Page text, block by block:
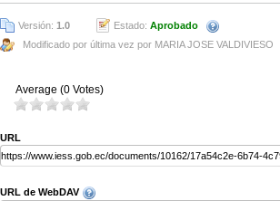
Versión: 1.0 Estado: Aprobado
Modificado por última vez por MARIA JOSE VALDIVIESO
Average (0 Votes)
URL
URL de WebDAV